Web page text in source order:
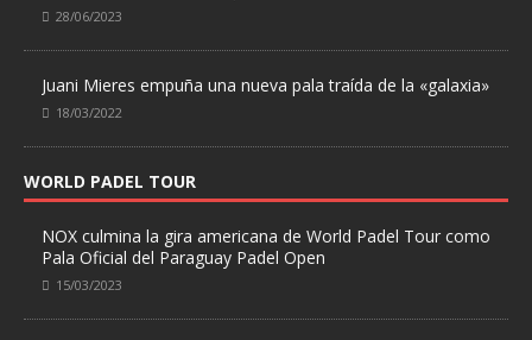
28/06/2023
Juani Mieres empuña una nueva pala traída de la «galaxia»
18/03/2022
WORLD PADEL TOUR
NOX culmina la gira americana de World Padel Tour como
Pala Oficial del Paraguay Padel Open
15/03/2023